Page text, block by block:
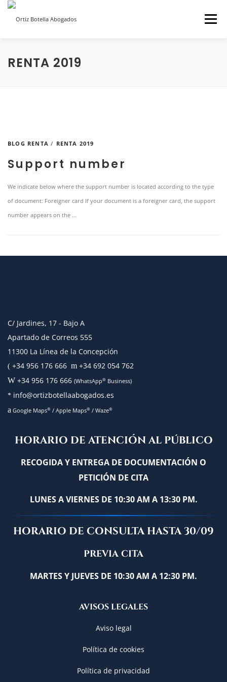
Saltar
Menú
INICIO SOBRE NOSOTROS
RENTA 2019
BLOG RENTA / RENTA 2019
Support number
We indicate below where the support number is located according to the type
of document: Foreigner card If your document is a foreigner card, the support
number appears on the …
C/ Jardines, 17 - Bajo A
Apartado de Correos 555
11300 La Línea de la Concepción
( +34 956 176 666 m +34 692 054 762
W +34 956 176 666 (WhatsApp® Business)
* info@ortizbotellaabogados.es
a Google Maps® / Apple Maps® / Waze®
HORARIO DE ATENCIÓN AL PÚBLICO
RECOGIDA Y ENTREGA DE DOCUMENTACIÓN O
PETICIÓN DE CITA
LUNES A VIERNES DE 10:30 AM A 13:30 PM.
HORARIO DE CONSULTA HASTA 30/09
PREVIA CITA
MARTES Y JUEVES DE 10:30 AM A 12:30 PM.
AVISOS LEGALES
Aviso legal
Política de cookies
Política de privacidad